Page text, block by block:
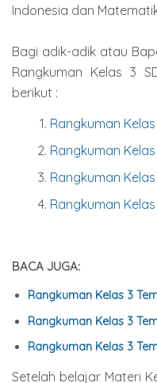
Indonesia dan
Bagi adik-adik atau
Rangkuman Kelas 3
berikut :
Rangkuman Kelas
Rangkuman
Rangkuman
Rangkuman
BACA JUGA:
Rangkuman Kelas 3
Rangkuman Kelas 3
Rangkuman Kelas 3
Setelah belajar Materi